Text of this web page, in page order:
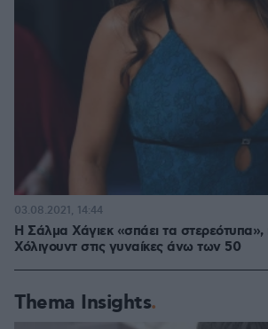
H Σάλμα Χάγιεκ «σπάει τα στερεότυπα»,
Χόλιγουντ στις γυναίκες άνω των 50
03.08.2021, 14:44
Thema Insights